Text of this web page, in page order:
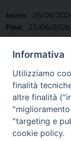
Inizio:
25/04/
Fine:
25/04/2026
Categorie:
Regione: Lazio
Informativa
Utilizziamo
finalità
altre finalità
"targeting e
cookie policy.